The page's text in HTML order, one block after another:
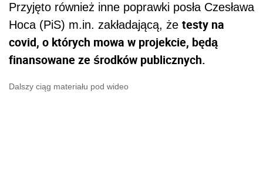
Przyjęto również inne poprawki posła Czesława
Hoca (PiS) m.in. zakładającą, że testy na
covid, o których mowa w projekcie, będą
finansowane ze środków publicznych.
Dalszy ciąg materiału pod wideo